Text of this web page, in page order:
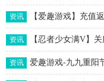
资讯 【爱趣游戏】充值
资讯 【忍者少女满V】
资讯 爱趣游戏-九九重阳